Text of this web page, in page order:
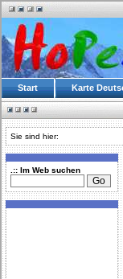
Start Karte
Sie sind hier:
.:: Im Web suchen